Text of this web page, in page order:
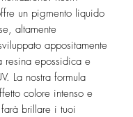
un pigmento liquido
altamente
appositamente
resina epossidica e
La nostra formula
colore intenso e
brillare i tuoi